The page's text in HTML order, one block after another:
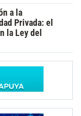
a la
Privada: el
la Ley del